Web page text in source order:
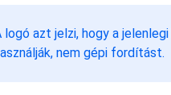
logó azt jelzi, hogy a
nem gépi fordítást.